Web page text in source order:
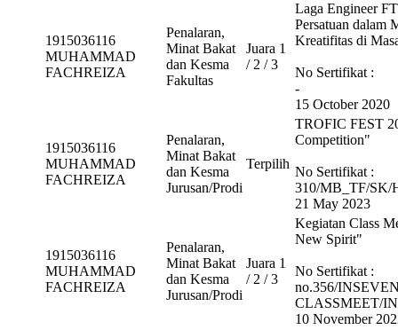
1915036116
MUHAMMAD
FACHREIZA
Penalaran,
Minat Bakat
dan Kesma
Fakultas
Juara 1
/ 2 / 3
Laga Engineer
Persatuan dalam
Kreatifitas di
No Sertifikat :
-
15 October 2020
1915036116
MUHAMMAD
FACHREIZA
Penalaran,
Minat Bakat
dan Kesma
Jurusan/Prodi
Terpilih
TROFIC FEST
Competition"
No Sertifikat :
310/MB_TF/SK/
21 May 2023
1915036116
MUHAMMAD
FACHREIZA
Penalaran,
Minat Bakat
dan Kesma
Jurusan/Prodi
Juara 1
/ 2 / 3
Kegiatan Class
New Spirit"
No Sertifikat :
no.356/
CLASSMEET/
10 November